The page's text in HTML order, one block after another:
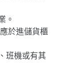
。
於進儲貨櫃
班機或有其